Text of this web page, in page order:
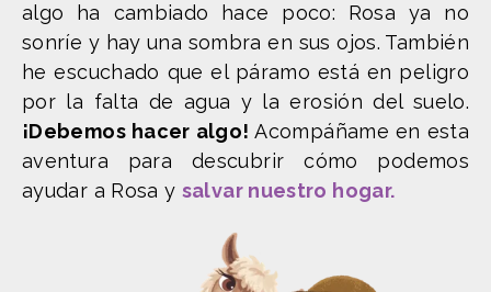
algo ha cambiado hace poco: Rosa ya no
sonríe y hay una sombra en sus ojos. También
he escuchado que el páramo está en peligro
por la falta de agua y la erosión del suelo.
¡Debemos hacer algo!Acompáñame en esta
aventura para descubrir cómo podemos
ayudar a Rosa y salvar nuestro hogar.